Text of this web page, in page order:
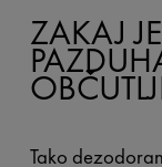
ZAKAJ
Tako